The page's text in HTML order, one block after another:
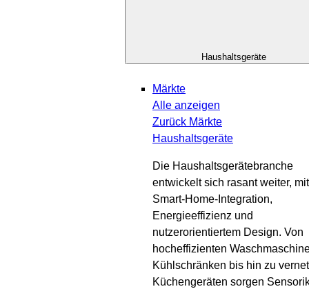
Haushaltsgeräte
Märkte
Alle anzeigen
Zurück Märkte
Haushaltsgeräte
Die Haushaltsgerätebranche
entwickelt sich rasant weiter, mit
Smart-Home-Integration,
Energieeffizienz und
nutzerorientiertem Design. Von
hocheffizienten
Kühlschränken bis hin zu
Küchengeräten sorgen